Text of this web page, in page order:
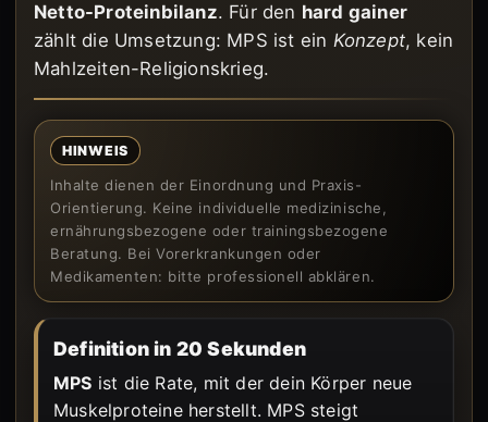
Netto-Proteinbilanz. Für den hard gainer
zählt die Umsetzung: MPS ist ein Konzept, kein
Mahlzeiten-Religionskrieg.
HINWEIS
Inhalte dienen der Einordnung und Praxis-
Orientierung. Keine individuelle medizinische,
ernährungsbezogene oder trainingsbezogene
Beratung. Bei Vorerkrankungen oder
Medikamenten: bitte professionell abklären.
Definition in 20 Sekunden
MPS ist die Rate, mit der dein Körper neue
Muskelproteine herstellt. MPS steigt